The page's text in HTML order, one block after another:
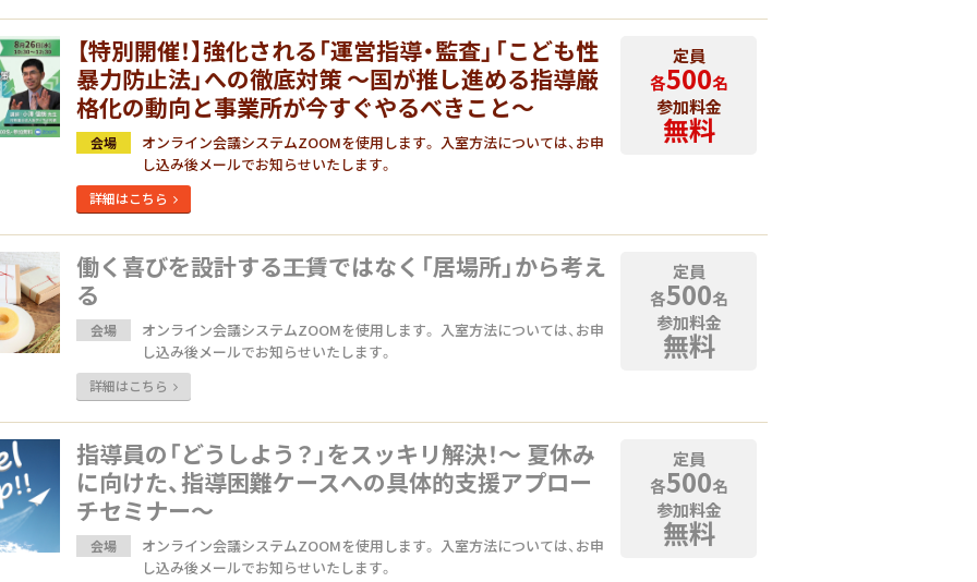
【特別開催！】強化される「運営指導・監査」「こども性
暴力防止法」への徹底対策 ～国が推し進める指導厳
格化の動向と事業所が今すぐやるべきこと～
会場
オンライン会議システムZOOMを使用します。 入室方法については、お申
し込み後メールでお知らせいたします。
詳細はこちら
定員
各500名
参加料金
無料
働く喜びを設計する――工賃ではなく「居場所」から考え
る
会場
オンライン会議システムZOOMを使用します。 入室方法については、お申
し込み後メールでお知らせいたします。
詳細はこちら
定員
各500名
参加料金
無料
指導員の「どうしよう？」をスッキリ解決！〜 夏休み
に向けた、指導困難ケースへの具体的支援アプロー
チセミナー〜
会場
オンライン会議システムZOOMを使用します。 入室方法については、お申
し込み後メールでお知らせいたします。
定員
各500名
参加料金
無料